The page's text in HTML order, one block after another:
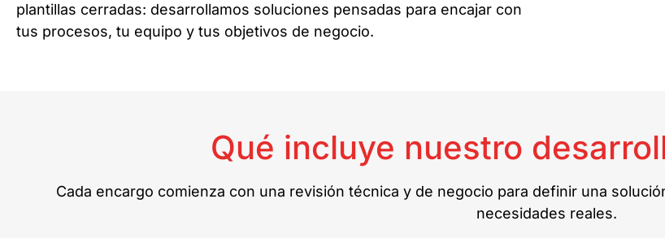
plantillas cerradas: desarrollamos soluciones pensadas para encajar con
tus procesos, tu equipo y tus objetivos de negocio.
Qué incluye nuestro
Cada encargo comienza con una revisión técnica y de negocio para definir una
necesidades reales.